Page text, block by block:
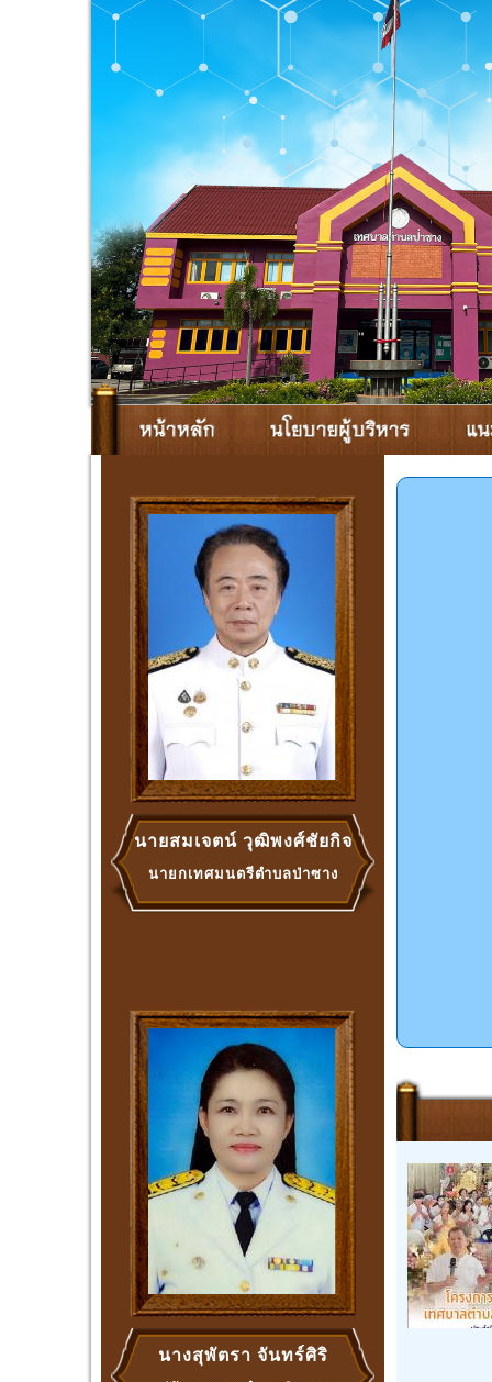
นายสมเจตน์ วุฒิพงศ์ชัยกิจ
นายกเทศมนตรีตำบลป่าซาง
นางสุพัตรา จันทร์ศิริ